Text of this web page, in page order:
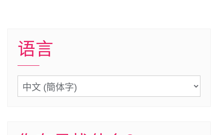
语言
语
言